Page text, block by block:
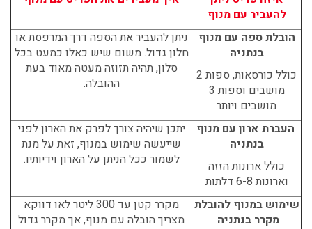
להעביר עם מנוף
הובלת ספה עם מנוף
בנתניה
כולל כורסאות, ספות 2
מושבים וספות 3
מושבים ויותר
ניתן להעביר את הספה דרך המרפסת או
חלון גדול. משום שיש כאלו כמעט בכל
סלון, תהיה תזוזה מעטה מאוד בעת
ההובלה.
העברת ארון עם מנוף
בנתניה
כולל ארונות הזזה
וארונות 6-8 דלתות
יתכן שיהיה צורך לפרק את הארון לפני
שייעשה שימוש במנוף, זאת על מנת
לשמור ככל הניתן על הארון וידיותיו.
שימוש במנוף להובלת
מקרר בנתניה
מקרר קטן עד 300 ליטר לאו דווקא
מצריך הובלה עם מנוף, אך מקרר גדול